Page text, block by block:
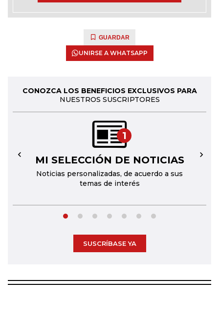
GUARDAR
UNIRSE A WHATSAPP
CONOZCA LOS BENEFICIOS EXCLUSIVOS PARA
NUESTROS SUSCRIPTORES
1
MI SELECCIÓN DE NOTICIAS
Noticias personalizadas, de acuerdo a sus
temas de interés
← →
SUSCRÍBASE YA